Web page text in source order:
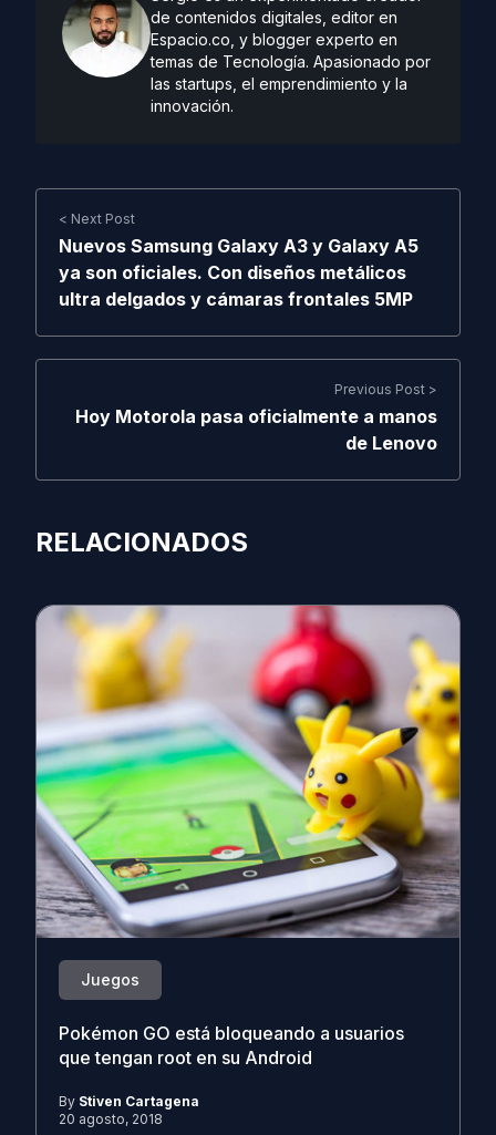
de contenidos digitales, editor en
Espacio.co, y blogger experto en
temas de Tecnología. Apasionado por
las startups, el emprendimiento y la
innovación.
< Next Post
Nuevos Samsung Galaxy A3 y Galaxy A5
ya son oficiales. Con diseños metálicos
ultra delgados y cámaras frontales 5MP
Previous Post >
Hoy Motorola pasa oficialmente a manos
de Lenovo
RELACIONADOS
Juegos
Pokémon GO está bloqueando a usuarios
que tengan root en su Android
By Stiven Cartagena
20 agosto, 2018